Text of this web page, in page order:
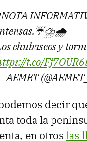
chubascos y
t.co/
AEMET
decir
toda la
en otros las